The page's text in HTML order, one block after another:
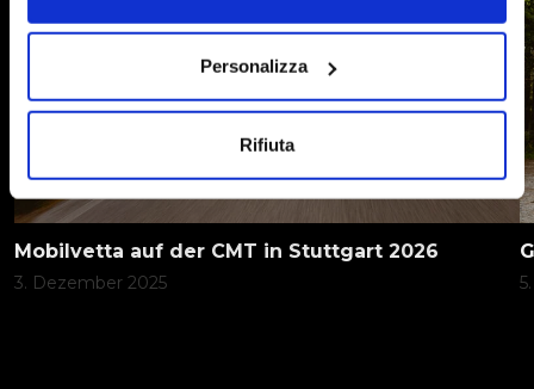
Personalizza
Rifiuta
Mobilvetta auf der CMT in Stuttgart 2026
3. Dezember 2025